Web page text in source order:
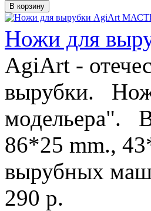
Ножи для
AgiArt -
вырубки.
модельера".
86*25 mm.,
вырубных
290 р.